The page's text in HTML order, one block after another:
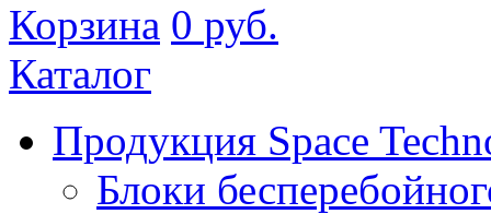
Корзина 0 руб.
Каталог
Продукция Space
Блоки